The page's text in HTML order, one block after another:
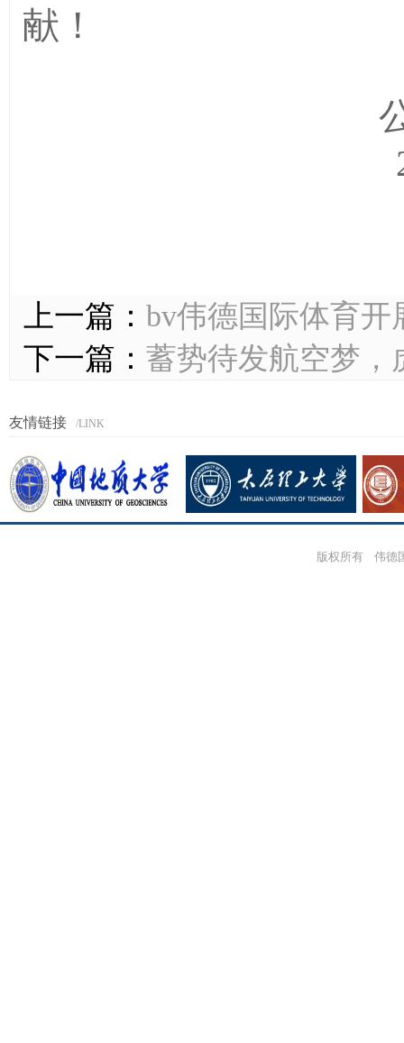
献！
上一篇： bv伟德国际体育开
下一篇： 蓄势待发航空梦，
友情链接 /LINK
版权所有 伟德